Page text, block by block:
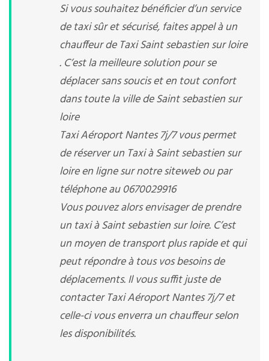
Si vous souhaitez bénéficier d’un service
de taxi sûr et sécurisé, faites appel à un
chauffeur de Taxi Saint sebastien sur loire
. C’est la meilleure solution pour se
déplacer sans soucis et en tout confort
dans toute la ville de Saint sebastien sur
loire
Taxi Aéroport Nantes 7j/7 vous permet
de réserver un Taxi à Saint sebastien sur
loire en ligne sur notre siteweb ou par
téléphone au 0670029916
Vous pouvez alors envisager de prendre
un taxi à Saint sebastien sur loire. C’est
un moyen de transport plus rapide et qui
peut répondre à tous vos besoins de
déplacements. Il vous suffit juste de
contacter Taxi Aéroport Nantes 7j/7 et
celle-ci vous enverra un chauffeur selon
les disponibilités.